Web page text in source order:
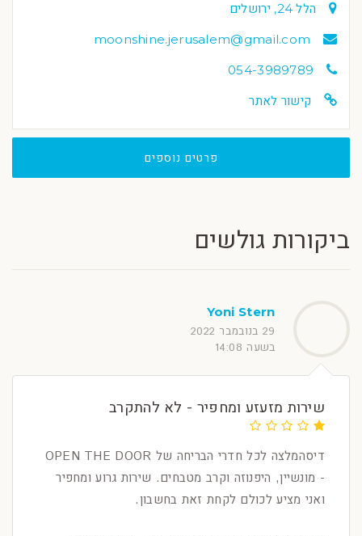
הלל 24, ירושלים
moonshine.jerusalem@gmail.com
054-3989789
קישור לאתר
פרטים נוספים
ביקורות גולשים
Yoni Stern
29 בנובמבר 2022
בשעה 14:08
שירות מזעזע ומחפיר - לא להתקרב
דיסהמלצה לכל חדרי הבריחה של OPEN THE DOOR
- מונשיין, היפנוזה וקרב מטבחים. שירות גרוע ומחפיר
ואני מציע לכולם לקחת זאת בחשבון.